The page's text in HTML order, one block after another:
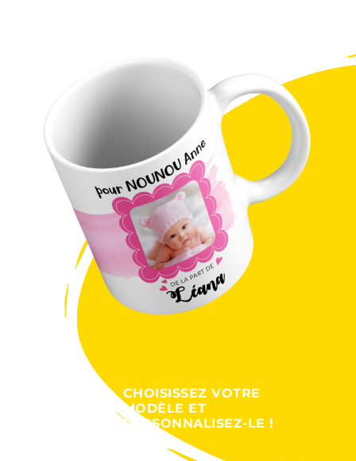
CHOISISSEZ VOTRE
MODÈLE ET
PERSONNALISEZ-LE !